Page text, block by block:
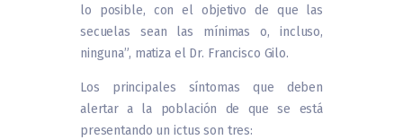
lo posible, con el objetivo de que las
secuelas sean las mínimas o, incluso,
ninguna”, matiza el Dr. Francisco Gilo.
Los principales síntomas que deben
alertar a la población de que se está
presentando un ictus son tres: